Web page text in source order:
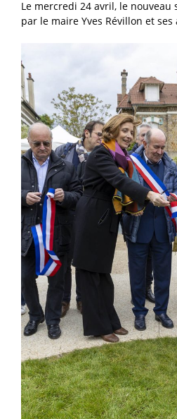
Le mercredi 24 avril, le
par le maire Yves Révillon et ses